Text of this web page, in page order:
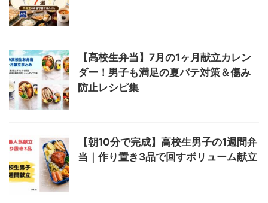
【高校生弁当】7月の1ヶ月献立カレン
ダー！男子も満足の夏バテ対策＆傷み
防止レシピ集
【朝10分で完成】高校生男子の1週間弁
当｜作り置き3品で回すボリューム献立